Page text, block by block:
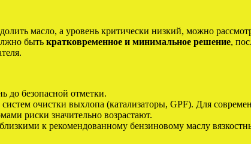
масло, а уровень критически низкий, можно
быть кратковременное и минимальное решение,
до безопасной отметки.
очистки выхлопа (катализаторы, GPF). Для
риски значительно возрастают.
к рекомендованному бензиновому маслу